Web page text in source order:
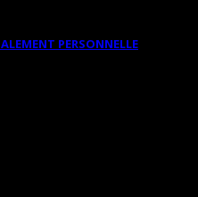
PERSONNELLE